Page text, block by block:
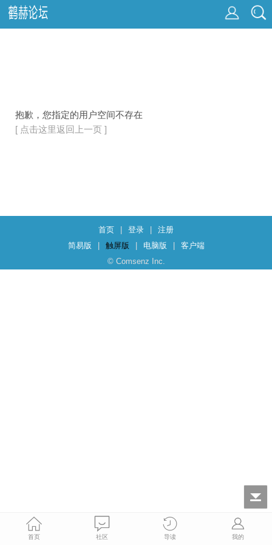
抱歉，您指定的用户空间不存在
[ 点击这里返回上一页 ]
首页 登录
注册
简易版
触屏版 电脑版
客户端
© Comsenz Inc.
首页 社区 导读 我的